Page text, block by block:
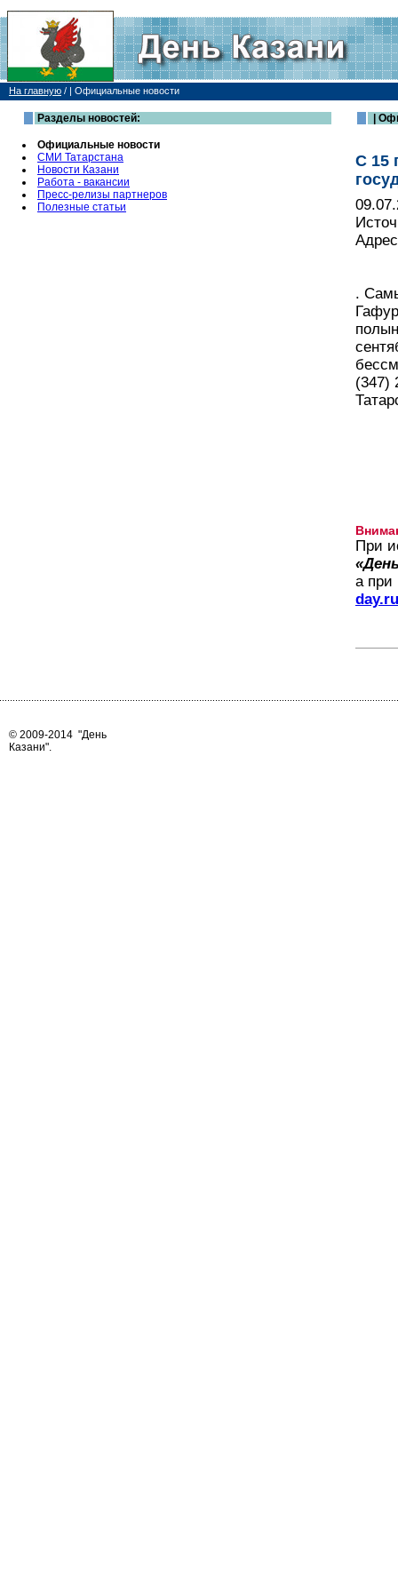
На главную / | Официальные новости
Разделы новостей:
Официальные новости
СМИ Татарстана
Новости Казани
Работа - вакансии
Пресс-релизы партнеров
Полезные статьи
|
С 15
.
(347)
При
а при
day.ru
© 2009-2014 "День
Казани".